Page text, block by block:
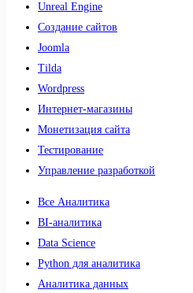
Unreal Engine
Создание сайтов
Joomla
Tilda
Wordpress
Интернет-магазины
Монетизация сайта
Тестирование
Управление разработкой
Все Аналитика
BI-аналитика
Data Science
Python для аналитика
Аналитика данных